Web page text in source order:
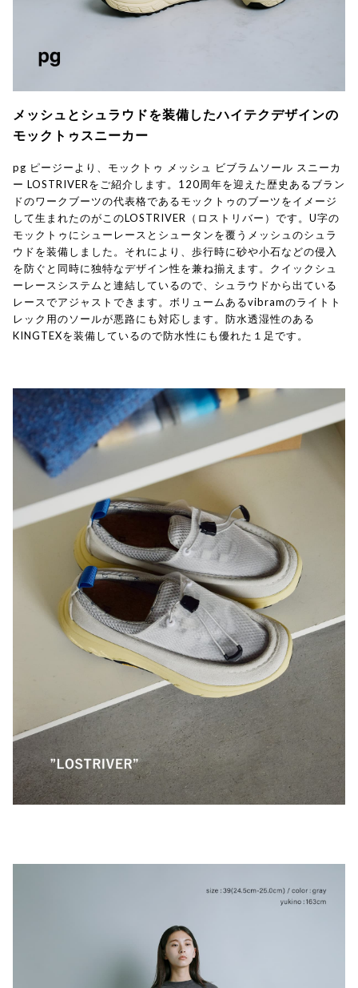
メッシュとシュラウドを装備したハイテクデザインの
モックトゥスニーカー
pg ピージーより、モックトゥ メッシュ ビブラムソール スニーカ
ー LOSTRIVERをご紹介します。120周年を迎えた歴史あるブラン
ドのワークブーツの代表格であるモックトゥのブーツをイメージ
して生まれたのがこのLOSTRIVER（ロストリバー）です。U字の
モックトゥにシューレースとシュータンを覆うメッシュのシュラ
ウドを装備しました。それにより、歩行時に砂や小石などの侵入
を防ぐと同時に独特なデザイン性を兼ね揃えます。クイックシュ
ーレースシステムと連結しているので、シュラウドから出ている
レースでアジャストできます。ボリュームあるvibramのライトト
レック用のソールが悪路にも対応します。防水透湿性のある
KINGTEXを装備しているので防水性にも優れた１足です。